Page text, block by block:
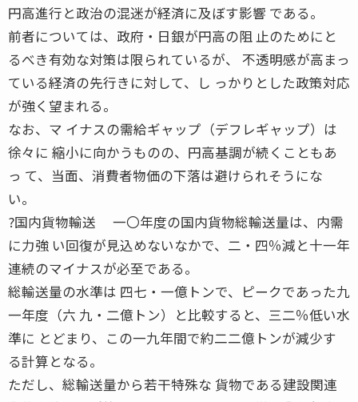
円高進行と政治の混迷が経済に及ぼす影響 である。
前者については、政府・日銀が円高の阻 止のためにと
るべき有効な対策は限られているが、 不透明感が高まっ
ている経済の先行きに対して、し っかりとした政策対応
が強く望まれる。
なお、マ イナスの需給ギャップ（デフレギャップ）は
徐々に 縮小に向かうものの、円高基調が続くこともあ
っ て、当面、消費者物価の下落は避けられそうにな
い。
?国内貨物輸送 一〇年度の国内貨物総輸送量は、内需
に力強 い回復が見込めないなかで、二・四％減と十一年
連続のマイナスが必至である。
総輸送量の水準は 四七・一億トンで、ピークであった九
一年度（六 九・二億トン）と比較すると、三二％低い水
準に とどまり、この一九年間で約二二億トンが減少す
る計算となる。
ただし、総輸送量から若干特殊な 貨物である建設関連